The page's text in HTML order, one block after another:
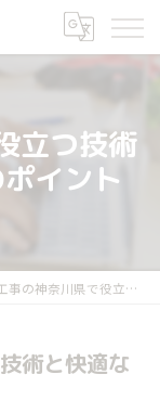
立つ技術
イント
川県で役立つ技術と快適な住まい作りのポイント
術と快適な